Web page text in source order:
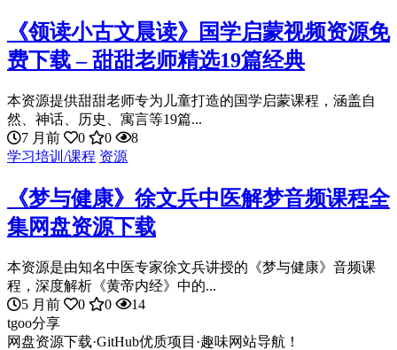
《领读小古文晨读》国学启蒙视频资源免
费下载 – 甜甜老师精选19篇经典
本资源提供甜甜老师专为儿童打造的国学启蒙课程，涵盖自
然、神话、历史、寓言等19篇...
7 月前
0 0
8
学习培训/课程 资源
《梦与健康》徐文兵中医解梦音频课程全
集网盘资源下载
本资源是由知名中医专家徐文兵讲授的《梦与健康》音频课
程，深度解析《黄帝内经》中的...
5 月前
0 0
14
tgoo分享
网盘资源下载·GitHub优质项目·趣味网站导航！